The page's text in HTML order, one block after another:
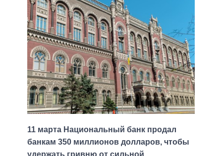
11 марта Национальный банк продал
банкам 350 миллионов долларов, чтобы